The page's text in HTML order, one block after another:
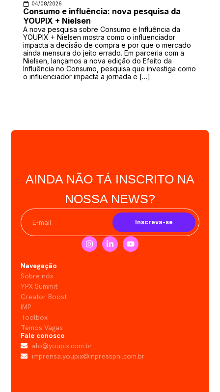
04/08/2026
Consumo e influência: nova pesquisa da
YOUPIX + Nielsen
A nova pesquisa sobre Consumo e Influência da
YOUPIX + Nielsen mostra como o influenciador
impacta a decisão de compra e por que o mercado
ainda mensura do jeito errado. Em parceria com a
Nielsen, lançamos a nova edição do Efeito da
Influência no Consumo, pesquisa que investiga como
o influenciador impacta a jornada e […]
AINDA NÃO TÁ INSCRITO NA
NOSSA NEWS?
Inscreva-se
Navegação
Sobre nós
YPX Summit
Creator Boost
IMP
Toolbox
Temos Vagas
Fale conosco
alo@youpix.com.br
imprensa.youpix@inpresspni.com.br